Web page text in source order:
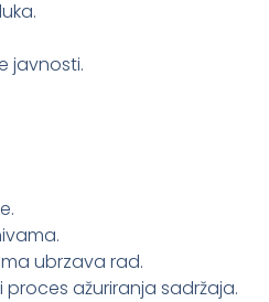
javnosti.
ubrzava rad.
proces ažuriranja sadržaja.